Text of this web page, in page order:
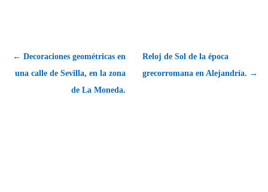
← Decoraciones geométricas en
una calle de Sevilla, en la zona
de La Moneda.
Reloj de Sol de la época
grecorromana en Alejandría. →